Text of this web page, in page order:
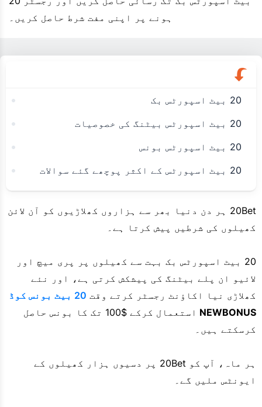
ہونے پر اپنی مفت شرط حاصل کریں۔
20 بیٹ اسپورٹس بک
20 بیٹ اسپورٹس بیٹنگ کی خصوصیات
20 بیٹ اسپورٹس بونس
20 بیٹ اسپورٹس کے اکثر پوچھے گئے سوالات
20Bet ہر دن دنیا بھر سے ہزاروں کھلاڑیوں کو آن لائن
کھیلوں کی شرطیں پیش کرتا ہے۔
20 بیٹ اسپورٹس بک بہت سے کھیلوں پر پری میچ اور
لائیو ان پلے بیٹنگ کی پیشکش کرتی ہے، اور نئے
کھلاڑی نیا اکاؤنٹ رجسٹر کرتے وقت 20 بیٹ بونس کوڈ
NEWBONUS
استعمال کرکے $100 تک کا بونس حاصل
کرسکتے ہیں۔
ہر ماہ، آپ کو 20Bet پر دسیوں ہزار کھیلوں کے
ایونٹس ملیں گے۔